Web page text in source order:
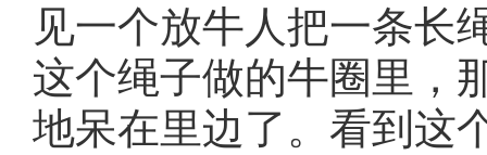
见一个放牛人把一条长
这个绳子做的牛圈里，
地呆在里边了。看到这